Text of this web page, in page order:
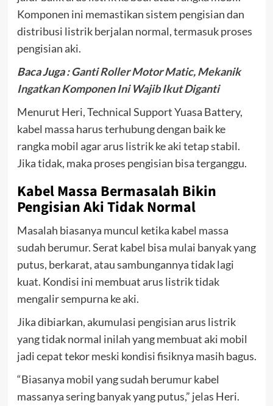
Komponen ini memastikan sistem pengisian dan
distribusi listrik berjalan normal, termasuk proses
pengisian aki.
Baca Juga :Ganti Roller Motor Matic, Mekanik
Ingatkan Komponen Ini Wajib Ikut Diganti
Menurut Heri, Technical Support Yuasa Battery,
kabel massa harus terhubung dengan baik ke
rangka mobil agar arus listrik ke aki tetap stabil.
Jika tidak, maka proses pengisian bisa terganggu.
Kabel Massa Bermasalah Bikin
Pengisian Aki Tidak Normal
Masalah biasanya muncul ketika kabel massa
sudah berumur. Serat kabel bisa mulai banyak yang
putus, berkarat, atau sambungannya tidak lagi
kuat. Kondisi ini membuat arus listrik tidak
mengalir sempurna ke aki.
Jika dibiarkan, akumulasi pengisian arus listrik
yang tidak normal inilah yang membuat aki mobil
jadi cepat tekor meski kondisi fisiknya masih bagus.
“Biasanya mobil yang sudah berumur kabel
massanya sering banyak yang putus,” jelas Heri.